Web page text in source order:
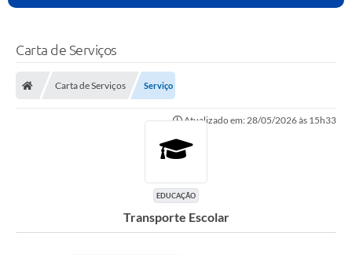
Carta de Serviços
Carta de Serviços Serviço
Atualizado em: 28/05/2026 às 15h33
EDUCAÇÃO
Transporte Escolar